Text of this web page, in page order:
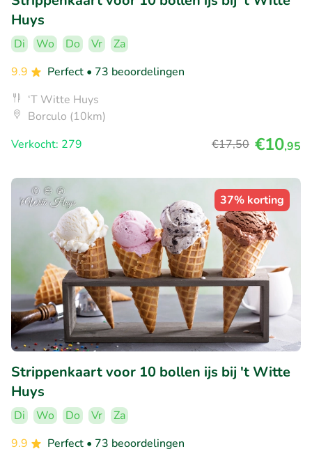
Huys
Di Wo Do Vr
Za
9.9
Perfect • 73 beoordelingen
‘T Witte Huys
Borculo (10km)
Verkocht: 279
€17,50 €10,95
37% korting
Strippenkaart voor 10 bollen ijs bij 't Witte
Huys
Di Wo Do Vr
Za
9.9
Perfect • 73 beoordelingen